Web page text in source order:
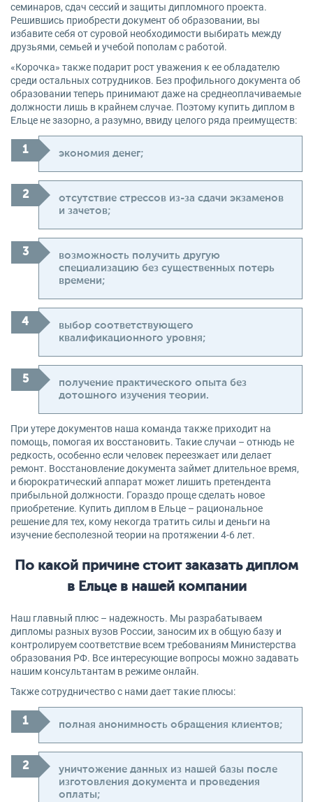
семинаров, сдач сессий и защиты дипломного проекта.
Решившись приобрести документ об образовании, вы
избавите себя от суровой необходимости выбирать между
друзьями, семьей и учебой пополам с работой.
«Корочка» также подарит рост уважения к ее обладателю
среди остальных сотрудников. Без профильного документа об
образовании теперь принимают даже на среднеоплачиваемые
должности лишь в крайнем случае. Поэтому купить диплом в
Ельце не зазорно, а разумно, ввиду целого ряда преимуществ:
экономия денег;
отсутствие стрессов из-за сдачи экзаменов
и зачетов;
возможность получить другую
специализацию без существенных потерь
времени;
выбор соответствующего
квалификационного уровня;
получение практического опыта без
дотошного изучения теории.
При утере документов наша команда также приходит на
помощь, помогая их восстановить. Такие случаи – отнюдь не
редкость, особенно если человек переезжает или делает
ремонт. Восстановление документа займет длительное время,
и бюрократический аппарат может лишить претендента
прибыльной должности. Гораздо проще сделать новое
приобретение. Купить диплом в Ельце – рациональное
решение для тех, кому некогда тратить силы и деньги на
изучение бесполезной теории на протяжении 4-6 лет.
По какой причине стоит заказать диплом
в Ельце в нашей компании
Наш главный плюс – надежность. Мы разрабатываем
дипломы разных вузов России, заносим их в общую базу и
контролируем соответствие всем требованиям Министерства
образования РФ. Все интересующие вопросы можно задавать
нашим консультантам в режиме онлайн.
Также сотрудничество с нами дает такие плюсы:
полная анонимность обращения клиентов;
уничтожение данных из нашей базы после
изготовления документа и проведения
оплаты;